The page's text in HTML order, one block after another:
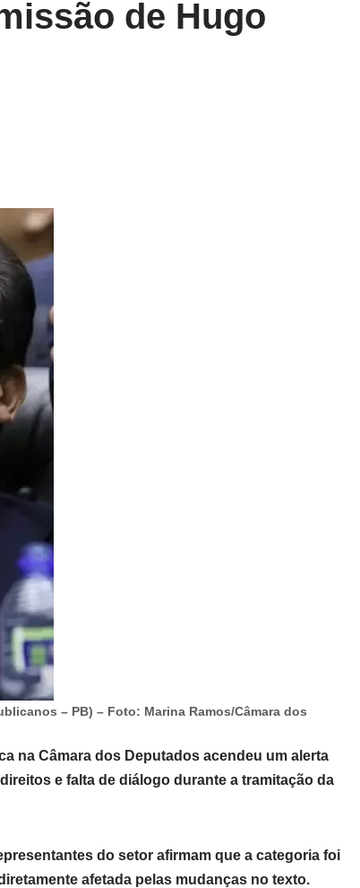
de Hugo
– PB) – Foto: Marina Ramos/Câmara dos
na Câmara dos Deputados acendeu um alerta
e falta de diálogo durante a tramitação da
do setor afirmam que a categoria foi
afetada pelas mudanças no texto.